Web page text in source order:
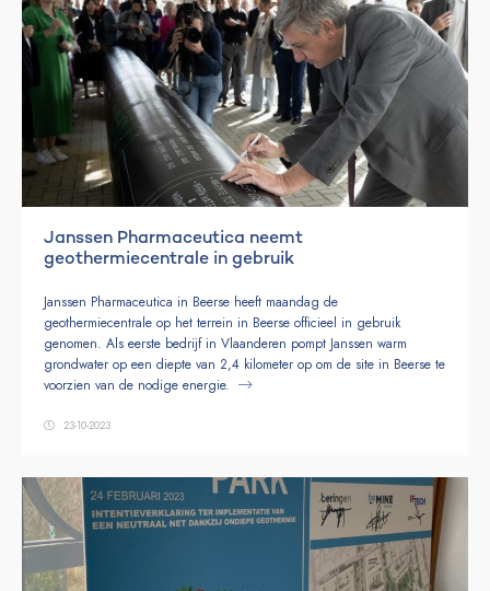
Janssen Pharmaceutica neemt
geothermiecentrale in gebruik
Janssen Pharmaceutica in Beerse heeft maandag de
geothermiecentrale op het terrein in Beerse officieel in gebruik
genomen. Als eerste bedrijf in Vlaanderen pompt Janssen warm
grondwater op een diepte van 2,4 kilometer op om de site in Beerse te
voorzien van de nodige energie.
23-10-2023